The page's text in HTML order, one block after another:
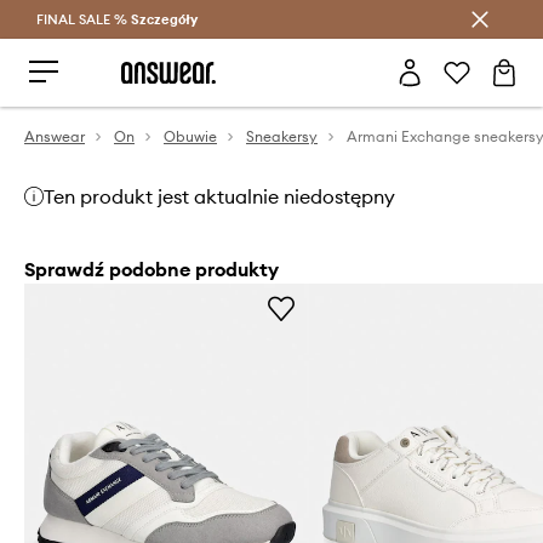
Oszczędzaj z Answear Club >
FINAL SALE % Szczegóły
Answear On Obuwie Sneakersy Armani Exchange sneakersy
Ten produkt jest aktualnie niedostępny
Sprawdź podobne produkty